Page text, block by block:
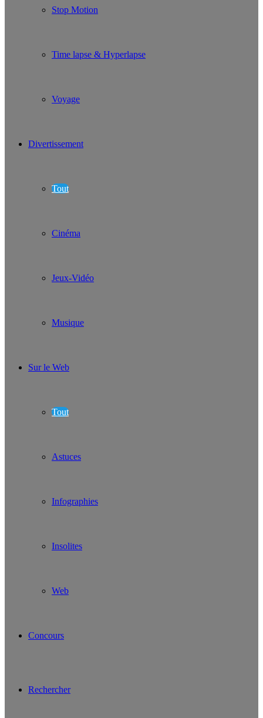
Stop Motion
Time lapse & Hyperlapse
Voyage
Divertissement
Tout
Cinéma
Jeux-Vidéo
Musique
Sur le Web
Tout
Astuces
Infographies
Insolites
Web
Concours
Rechercher